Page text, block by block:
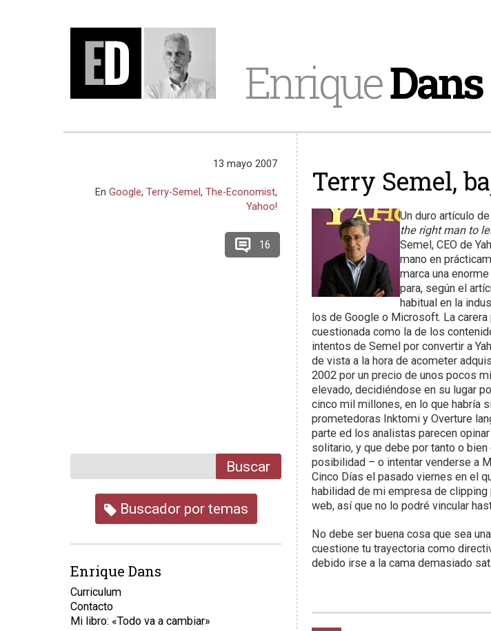
EnriqueDans
Terry Semel,
Un duro artículo
the right man to
Semel, CEO de
mano en
marca una
para, según el
habitual en la
los de Google o Microsoft. La
cuestionada como la de los
intentos de Semel por convertir a
de vista a la hora de acometer
2002 por un precio de unos pocos
elevado, decidiéndose en su lugar
cinco mil millones, en lo que habría
prometedoras Inktomi y Overture
parte ed los analistas parecen
solitario, y que debe por tanto o
posibilidad – o intentar venderse a
Cinco Días el pasado viernes en el
habilidad de mi empresa de clipping
web, así que no lo podré vincular
No debe ser buena cosa que sea
cuestione tu trayectoria como
debido irse a la cama demasiado
13 mayo 2007
EnGoogle,Terry-Semel,The-Economist,
Yahoo!
16
Buscar
Buscador por temas
Enrique Dans
Curriculum
Contacto
Mi libro: «Todo va a cambiar»